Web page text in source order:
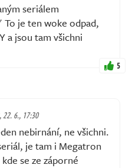
seriálem
je ten woke odpad,
a jsou tam všichni
5
22. 6., 17:30
nebirnání, ne všichni.
je tam i Megatron
se ze záporné